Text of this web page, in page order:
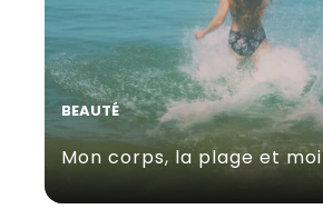
BEAUTÉ
Mon corps, la plage et moi